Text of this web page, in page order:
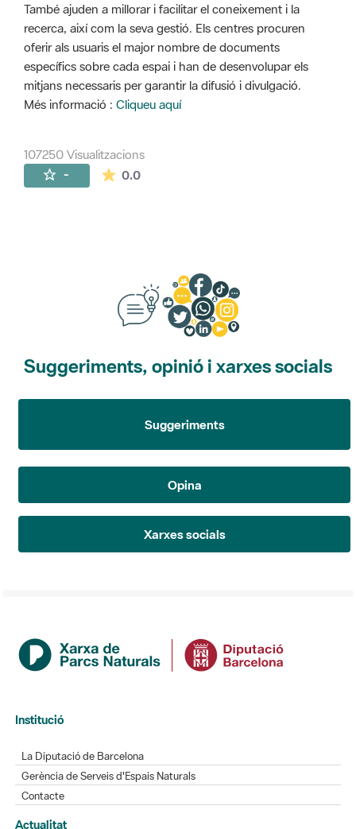
També ajuden a millorar i facilitar el coneixement i la
recerca, així com la seva gestió. Els centres procuren
oferir als usuaris el major nombre de documents
específics sobre cada espai i han de desenvolupar els
mitjans necessaris per garantir la difusió i divulgació.
Més informació : Cliqueu aquí
107250 Visualitzacions
- 0.0La mitjana de les valoracions és de 0
Suggeriments, opinió i xarxes socials
Suggeriments
Opina
Xarxes socials
Institució
La Diputació de Barcelona
Gerència de Serveis d'Espais Naturals
Contacte
Actualitat